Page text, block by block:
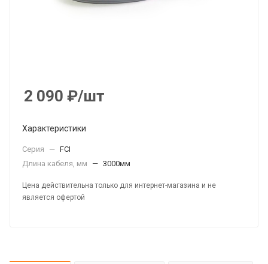
2 090 ₽/шт
Характеристики
Серия — FCI
Длина кабеля, мм
— 3000мм
Цена действительна только для интернет-магазина и не
является офертой